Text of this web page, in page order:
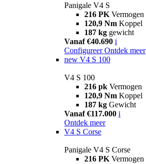
Panigale V4 S
216 PK Vermogen
120,9 Nm Koppel
187 kg gewicht
Vanaf €40.690 i
Configureer Ontdek meer
new V4 S 100
V4 S 100
216 pk Vermogen
120,9 Nm Koppel
187 kg Gewicht
Vanaf €117.000 i
Ontdek meer
V4 S Corse
Panigale V4 S Corse
216 PK Vermogen